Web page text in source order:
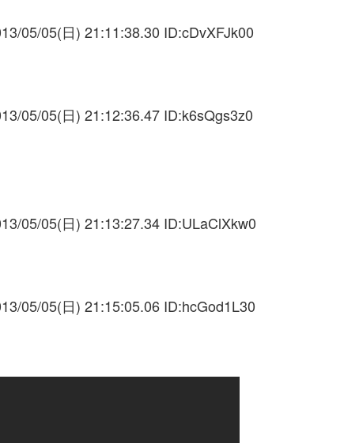
05/05(日) 21:11:38.30 ID:cDvXFJk00
05/05(日) 21:12:36.47 ID:k6sQgs3z0
05/05(日) 21:13:27.34 ID:ULaClXkw0
05/05(日) 21:15:05.06 ID:hcGod1L30